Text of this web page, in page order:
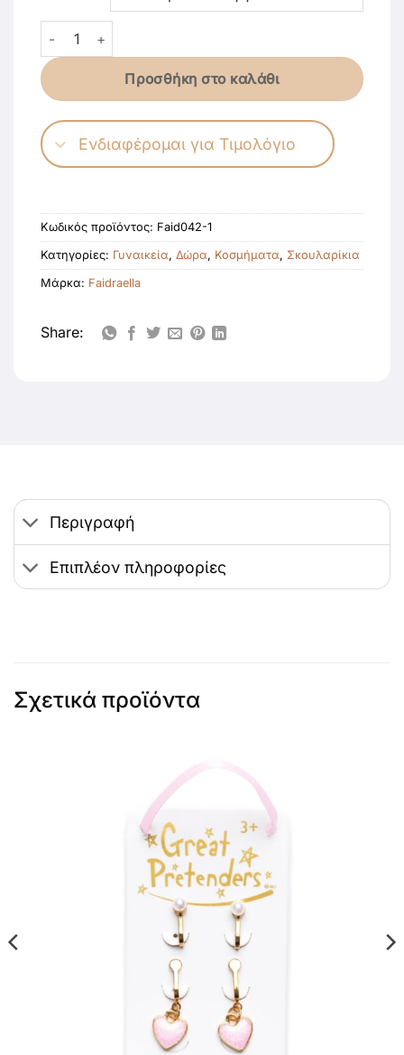
Ξύλινα Χειροποίητα Σκουλαρίκια “Polygono” ποσότητα
Προσθήκη στο καλάθι
Ενδιαφέρομαι για Τιμολόγιο
Κωδικός προϊόντος: Faid042-1
Κατηγορίες: Γυναικεία, Δώρα, Κοσμήματα, Σκουλαρίκια
Μάρκα: Faidraella
Share:
Περιγραφή
Επιπλέον πληροφορίες
Σχετικά προϊόντα